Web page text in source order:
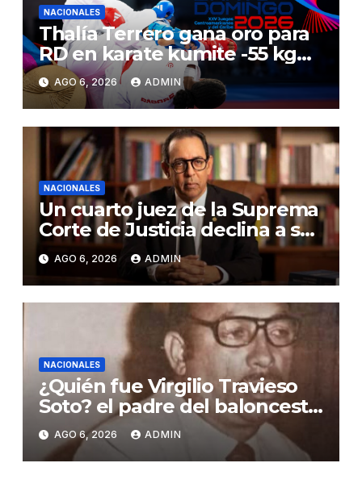
NACIONALES
Thalía Terrero gana oro para
RD en karate kumite -55 kg
en Santo Domingo 2026
AGO 6, 2026 ADMIN
NACIONALES
Un cuarto juez de la Suprema
Corte de Justicia declina a ser
evaluado por el CNM
AGO 6, 2026 ADMIN
NACIONALES
¿Quién fue Virgilio Travieso
Soto? el padre del baloncesto
dominicano
AGO 6, 2026 ADMIN